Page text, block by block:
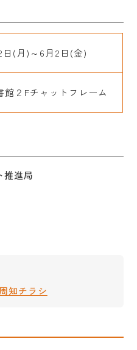
日(月)～6月2日(金)
館２Fチャットフレーム
推進局
知チラシ